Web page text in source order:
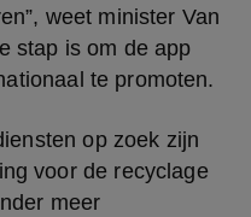
weet minister Van
stap is om de app
te promoten.
op zoek zijn
voor de recyclage
meer